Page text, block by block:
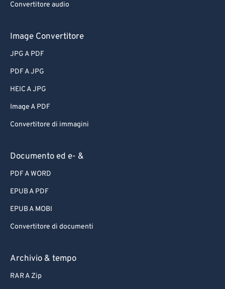
Convertitore audio
Image Convertitore
JPG A PDF
PDF A JPG
HEIC A JPG
Image A PDF
Convertitore di immagini
Documento ed e- &
PDF A WORD
EPUB A PDF
EPUB A MOBI
Convertitore di documenti
Archivio & tempo
RAR A Zip